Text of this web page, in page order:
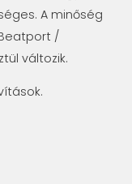
A minőség
/
változik.